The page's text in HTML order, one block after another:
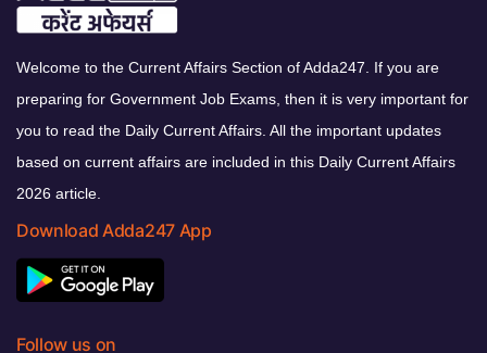
Welcome to the Current Affairs Section of Adda247. If you are
preparing for Government Job Exams, then it is very important for
you to read the Daily Current Affairs. All the important updates
based on current affairs are included in this Daily Current Affairs
2026 article.
Download Adda247 App
Follow us on